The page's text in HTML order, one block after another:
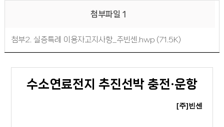
첨부파일 1
첨부2. 실증특례 이용자고지사항_주빈센.hwp (71.5K)
수소연료전지 추진선박 충전·운항
[주]빈센